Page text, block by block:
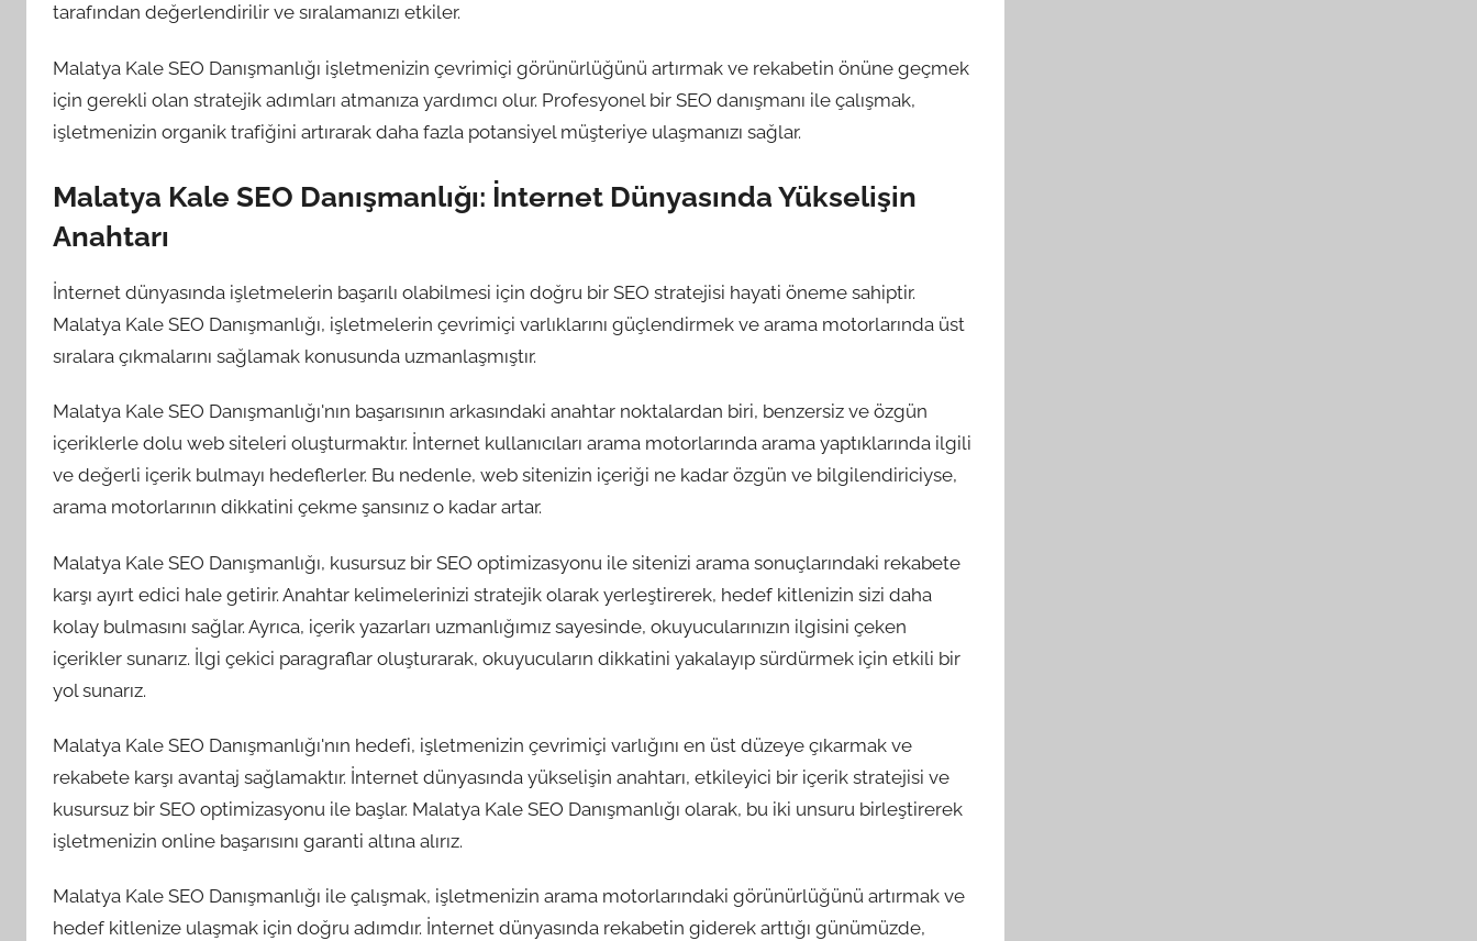
tarafından değerlendirilir ve sıralamanızı etkiler.
Malatya Kale SEO Danışmanlığı işletmenizin çevrimiçi görünürlüğünü artırmak ve rekabetin önüne geçmek
için gerekli olan stratejik adımları atmanıza yardımcı olur. Profesyonel bir SEO danışmanı ile çalışmak,
işletmenizin organik trafiğini artırarak daha fazla potansiyel müşteriye ulaşmanızı sağlar.
Malatya Kale SEO Danışmanlığı: İnternet Dünyasında Yükselişin
Anahtarı
İnternet dünyasında işletmelerin başarılı olabilmesi için doğru bir SEO stratejisi hayati öneme sahiptir.
Malatya Kale SEO Danışmanlığı, işletmelerin çevrimiçi varlıklarını güçlendirmek ve arama motorlarında üst
sıralara çıkmalarını sağlamak konusunda uzmanlaşmıştır.
Malatya Kale SEO Danışmanlığı'nın başarısının arkasındaki anahtar noktalardan biri, benzersiz ve özgün
içeriklerle dolu web siteleri oluşturmaktır. İnternet kullanıcıları arama motorlarında arama yaptıklarında ilgili
ve değerli içerik bulmayı hedeflerler. Bu nedenle, web sitenizin içeriği ne kadar özgün ve bilgilendiriciyse,
arama motorlarının dikkatini çekme şansınız o kadar artar.
Malatya Kale SEO Danışmanlığı, kusursuz bir SEO optimizasyonu ile sitenizi arama sonuçlarındaki rekabete
karşı ayırt edici hale getirir. Anahtar kelimelerinizi stratejik olarak yerleştirerek, hedef kitlenizin sizi daha
kolay bulmasını sağlar. Ayrıca, içerik yazarları uzmanlığımız sayesinde, okuyucularınızın ilgisini çeken
içerikler sunarız. İlgi çekici paragraflar oluşturarak, okuyucuların dikkatini yakalayıp sürdürmek için etkili bir
yol sunarız.
Malatya Kale SEO Danışmanlığı'nın hedefi, işletmenizin çevrimiçi varlığını en üst düzeye çıkarmak ve
rekabete karşı avantaj sağlamaktır. İnternet dünyasında yükselişin anahtarı, etkileyici bir içerik stratejisi ve
kusursuz bir SEO optimizasyonu ile başlar. Malatya Kale SEO Danışmanlığı olarak, bu iki unsuru birleştirerek
işletmenizin online başarısını garanti altına alırız.
Malatya Kale SEO Danışmanlığı ile çalışmak, işletmenizin arama motorlarındaki görünürlüğünü artırmak ve
hedef kitlenize ulaşmak için doğru adımdır. İnternet dünyasında rekabetin giderek arttığı günümüzde,